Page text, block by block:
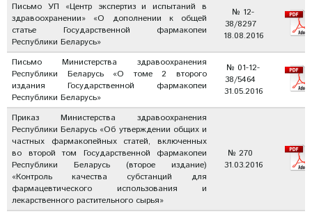
Письмо УП «Центр экспертиз и испытаний в
здравоохранении» «О дополнении к общей
статье Государственной фармакопеи
Республики Беларусь»
№ 12-
38/8297
18.08.2016
Письмо Министерства здравоохранения
Республики Беларусь «О томе 2 второго
издания Государственной фармакопеи
Республики Беларусь»
№ 01-12-
38/5464
31.05.2016
Приказ Министерства здравоохранения
Республики Беларусь «Об утверждении общих и
частных фармакопейных статей, включенных
во второй том Государственной фармакопеи
Республики Беларусь (второе издание)
«Контроль качества субстанций для
фармацевтического использования и
лекарственного растительного сырья»
№ 270
31.03.2016